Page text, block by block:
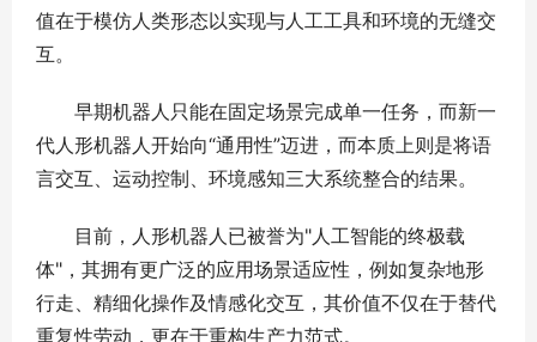
值在于模仿人类形态以实现与人工工具和环境的无缝交
互。
早期机器人只能在固定场景完成单一任务，而新一
代人形机器人开始向“通用性”迈进，而本质上则是将语
言交互、运动控制、环境感知三大系统整合的结果。
目前，人形机器人已被誉为"人工智能的终极载
体"，其拥有更广泛的应用场景适应性，例如复杂地形
行走、精细化操作及情感化交互，其价值不仅在于替代
重复性劳动，更在于重构生产力范式。